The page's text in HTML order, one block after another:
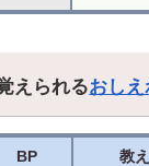
えられるおし
BP 教